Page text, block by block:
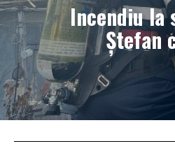
Incendiu la
Ștefan